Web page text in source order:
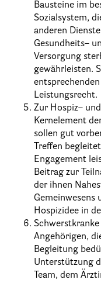
Bausteine im
Sozialsystem,
anderen
Gesundheits–
Versorgung
gewährleisten.
Leistungsrecht.
Zur Hospiz–
Kernelement
sollen gut
Treffen
Engagement
Beitrag zur
der ihnen
Gemeinwesens
Hospizidee in
Angehörigen,
Begleitung
Unterstützung
Team, dem